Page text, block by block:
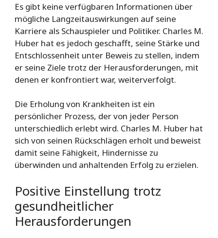
Es gibt keine verfügbaren Informationen über
mögliche Langzeitauswirkungen auf seine
Karriere als Schauspieler und Politiker. Charles M.
Huber hat es jedoch geschafft, seine Stärke und
Entschlossenheit unter Beweis zu stellen, indem
er seine Ziele trotz der Herausforderungen, mit
denen er konfrontiert war, weiterverfolgt.
Die Erholung von Krankheiten ist ein
persönlicher Prozess, der von jeder Person
unterschiedlich erlebt wird. Charles M. Huber hat
sich von seinen Rückschlägen erholt und beweist
damit seine Fähigkeit, Hindernisse zu
überwinden und anhaltenden Erfolg zu erzielen.
Positive Einstellung trotz
gesundheitlicher
Herausforderungen